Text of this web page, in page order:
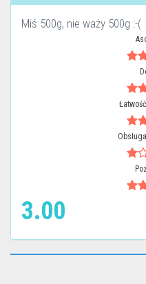
Miś 500g, nie waży 500g :-(
3.00